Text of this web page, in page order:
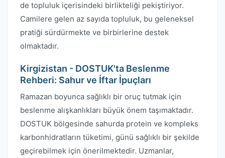
de topluluk içerisindeki birlikteliği pekiştiriyor.
Camilere gelen az sayıda topluluk, bu geleneksel
pratiği sürdürmekte ve birbirlerine destek
olmaktadır.
Kirgizistan - DOSTUK'ta Beslenme
Rehberi: Sahur ve İftar İpuçları
Ramazan boyunca sağlıklı bir oruç tutmak için
beslenme alışkanlıkları büyük önem taşımaktadır.
DOSTUK bölgesinde sahurda protein ve kompleks
karbonhidratların tüketimi, günü sağlıklı bir şekilde
geçirebilmek için önerilmektedir. Uzmanlar,